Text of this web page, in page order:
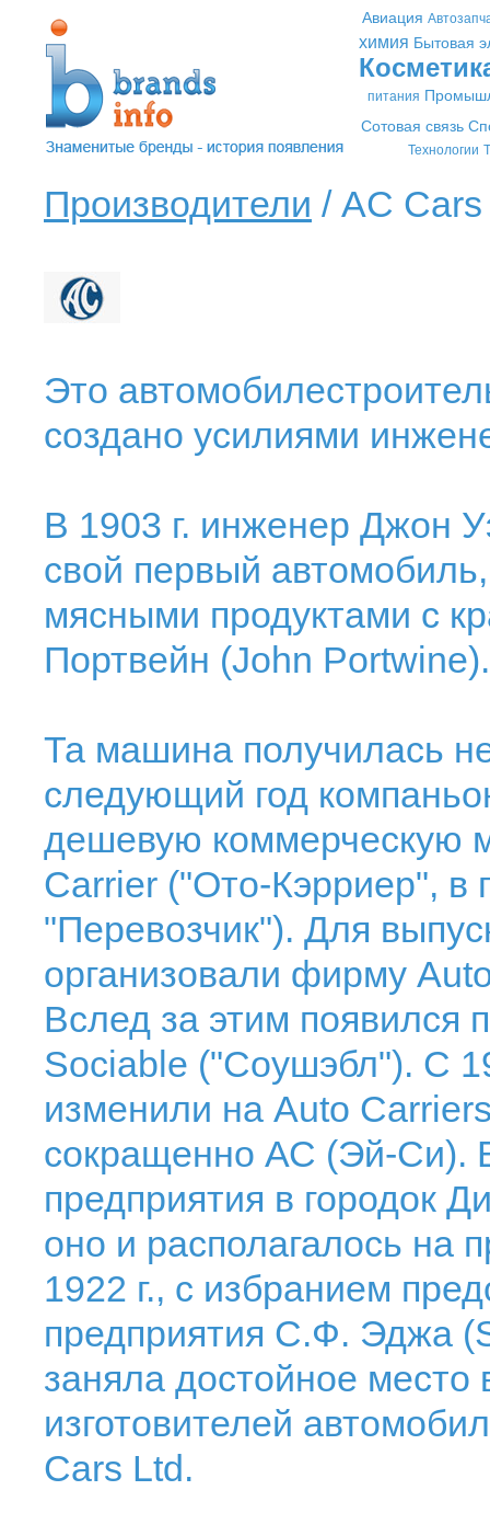
Авиация
химия Бытовая
питания
Сотовая связь
Технологии
Производители / AC Cars
Это
создано усилиями
В 1903 г. инженер Джон
свой первый
мясными продуктами с
Портвейн (John Portwine).
Та машина получилась
следующий год
дешевую коммерческую
Carrier ("Ото-Кэрриер", в
"Перевозчик"). Для
организовали фирму
Вслед за этим появился
Sociable ("Coушэбл"). С
изменили на Auto
сокращенно АС (Эй-Си).
предприятия в городок
оно и располагалось на
1922 г., с избранием
предприятия С.Ф. Эджа
заняла достойное место
изготовителей
Cars Ltd.